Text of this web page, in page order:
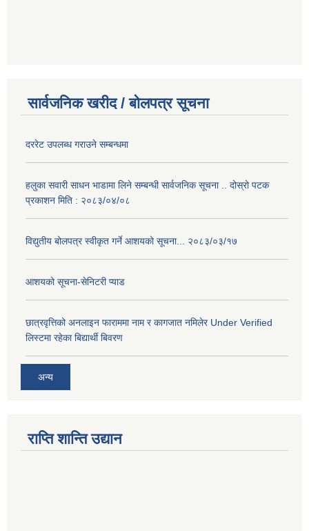
सार्वजनिक खरीद / बोलपत्र सूचना
दररेट उपलब्ध गराउने सम्बन्धमा
हलुका सवारी साधन भाडामा लिने सम्बन्धी सार्वजनिक सूचना .. दोस्रो पटक
प्रकाशन मिति : २०८३/०४/०८
विद्युतीय बोलपत्र स्वीकृत गर्ने आशयको सूचना... २०८३/०३/१७
आशयको सूचना-सेनिटरी प्याड
छात्रवृत्तिको अनलाइन फाराममा नाम र कागजात नमिलेर Under Verified
लिस्टमा रहेका बिद्यार्थी बिवरण
अन्य
राप्ति शान्ति उद्यान